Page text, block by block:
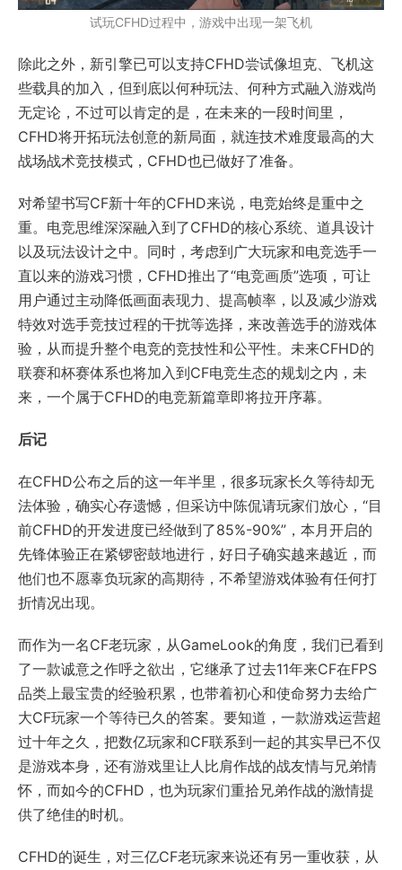
试玩CFHD过程中，游戏中出现一架飞机
除此之外，新引擎已可以支持CFHD尝试像坦克、飞机这
些载具的加入，但到底以何种玩法、何种方式融入游戏尚
无定论，不过可以肯定的是，在未来的一段时间里，
CFHD将开拓玩法创意的新局面，就连技术难度最高的大
战场战术竞技模式，CFHD也已做好了准备。
对希望书写CF新十年的CFHD来说，电竞始终是重中之
重。电竞思维深深融入到了CFHD的核心系统、道具设计
以及玩法设计之中。同时，考虑到广大玩家和电竞选手一
直以来的游戏习惯，CFHD推出了“电竞画质”选项，可让
用户通过主动降低画面表现力、提高帧率，以及减少游戏
特效对选手竞技过程的干扰等选择，来改善选手的游戏体
验，从而提升整个电竞的竞技性和公平性。未来CFHD的
联赛和杯赛体系也将加入到CF电竞生态的规划之内，未
来，一个属于CFHD的电竞新篇章即将拉开序幕。
后记
在CFHD公布之后的这一年半里，很多玩家长久等待却无
法体验，确实心存遗憾，但采访中陈侃请玩家们放心，“目
前CFHD的开发进度已经做到了85%-90%”，本月开启的
先锋体验正在紧锣密鼓地进行，好日子确实越来越近，而
他们也不愿辜负玩家的高期待，不希望游戏体验有任何打
折情况出现。
而作为一名CF老玩家，从GameLook的角度，我们已看到
了一款诚意之作呼之欲出，它继承了过去11年来CF在FPS
品类上最宝贵的经验积累，也带着初心和使命努力去给广
大CF玩家一个等待已久的答案。要知道，一款游戏运营超
过十年之久，把数亿玩家和CF联系到一起的其实早已不仅
是游戏本身，还有游戏里让人比肩作战的战友情与兄弟情
怀，而如今的CFHD，也为玩家们重拾兄弟作战的激情提
供了绝佳的时机。
CFHD的诞生，对三亿CF老玩家来说还有另一重收获，从